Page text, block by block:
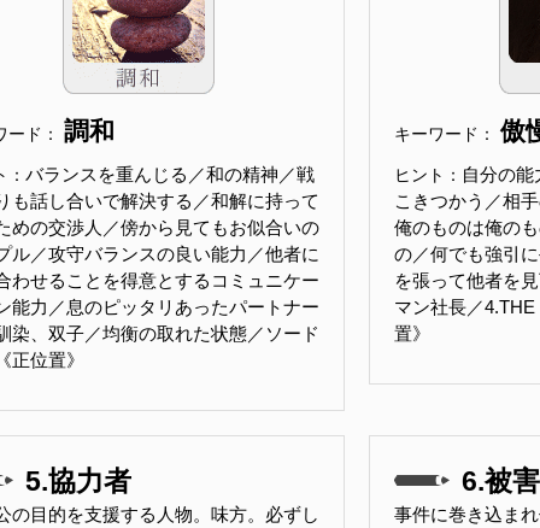
ード： 調和
： バランスを重んじる／和の精神／戦
も話し合いで解決する／和解に持って
めの交渉人／傍から見てもお似合いの
ル／攻守バランスの良い能力／他者に
わせることを得意とするコミュニケー
能力／息のピッタリあったパートナー
染、双子／均衡の取れた状態／ソード
正位置》
キーワード： 傲
ヒント： 自分の
こきつかう／相
俺のものは俺の
の／何でも強引
を張って他者を
マン社長／
置》
5.協力者
の目的を支援する人物。味方。必ずし
6.被
事件に巻き込ま